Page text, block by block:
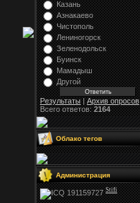
Казань
Азнакаево
Чистополь
Лениногорск
Зеленодольск
Буинск
Мамадыш
Другой
Результаты|Архив опросов
Всего ответов:2164
Облако тегов
Администрация
Stifi